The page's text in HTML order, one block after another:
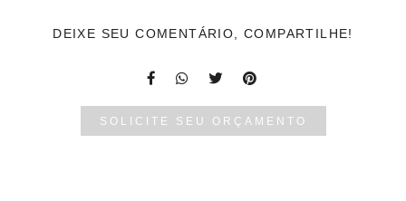
DEIXE SEU COMENTÁRIO, COMPARTILHE!
SOLICITE SEU ORÇAMENTO